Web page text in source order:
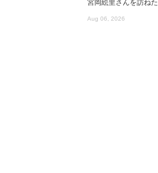
宮岡絵里さんを訪ねた
Aug 06, 2026